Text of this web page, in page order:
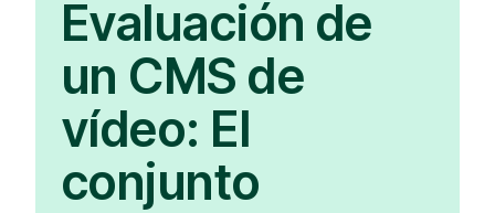
Evaluación de
un CMS de
vídeo: El
conjunto